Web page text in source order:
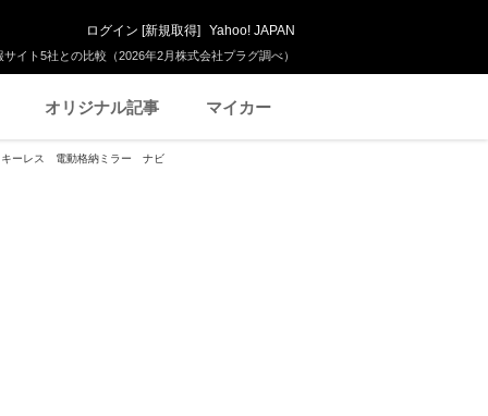
イト5社との比較（2026年2月株式会社プラグ調べ）
ログイン [新規取得] Yahoo! JAPAN
オリジナル記事 マイカー
キーレス 電動格納ミラー ナビ